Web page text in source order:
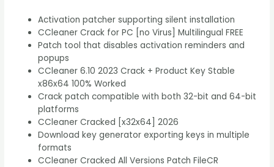
Activation patcher supporting silent installation
CCleaner Crack for PC [no Virus] Multilingual FREE
Patch tool that disables activation reminders and
popups
CCleaner 6.10 2023 Crack + Product Key Stable
x86x64 100% Worked
Crack patch compatible with both 32-bit and 64-bit
platforms
CCleaner Cracked [x32x64] 2026
Download key generator exporting keys in multiple
formats
CCleaner Cracked All Versions Patch FileCR